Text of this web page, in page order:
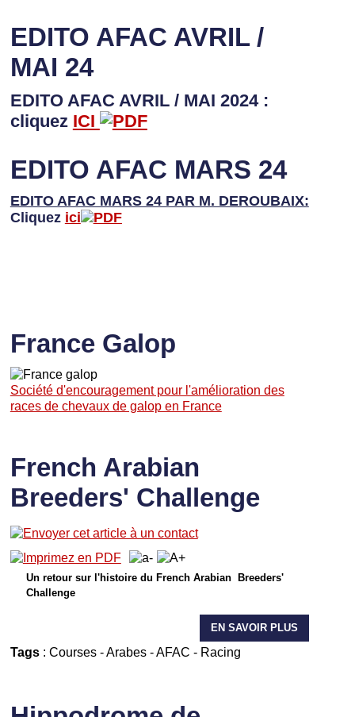
EDITO AFAC AVRIL /
MAI 24
EDITO AFAC AVRIL / MAI 2024 :
cliquez ICI
EDITO AFAC MARS 24
EDITO AFAC MARS 24 PAR M. DEROUBAIX:
Cliquez ici
France Galop
Société d'encouragement pour l'amélioration des
races de chevaux de galop en France
French Arabian
Breeders' Challenge
Un retour sur l'histoire du French Arabian Breeders'
Challenge
EN SAVOIR PLUS
Tags: Courses-Arabes-AFAC - Racing